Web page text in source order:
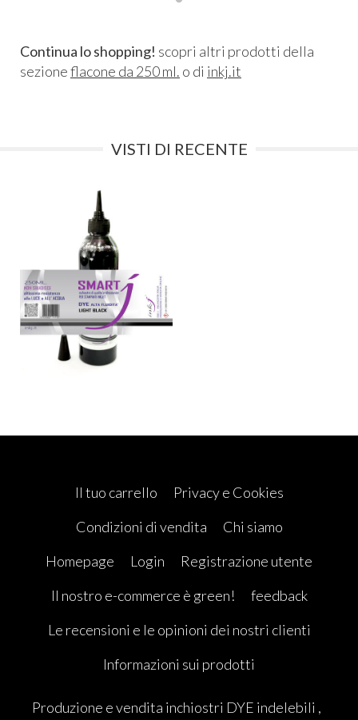
Continua lo shopping! scopri altri prodotti della
sezioneflacone da 250 ml. o di inkj.it
VISTI DI RECENTE
Il tuo carrello
Privacy e Cookies
Condizioni di vendita
Chi siamo
Homepage
Login
Registrazione utente
Il nostro e-commerce è green!
feedback
Le recensioni e le opinioni dei nostri clienti
Informazioni sui prodotti
Produzione e vendita inchiostri DYE indelebili ,